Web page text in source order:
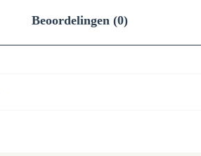
Beoordelingen (0)